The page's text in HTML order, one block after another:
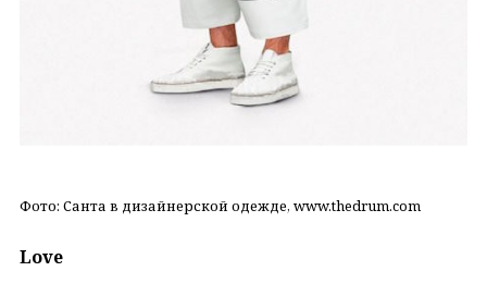
Фото: Санта в дизайнерской одежде, www.thedrum.com
Love